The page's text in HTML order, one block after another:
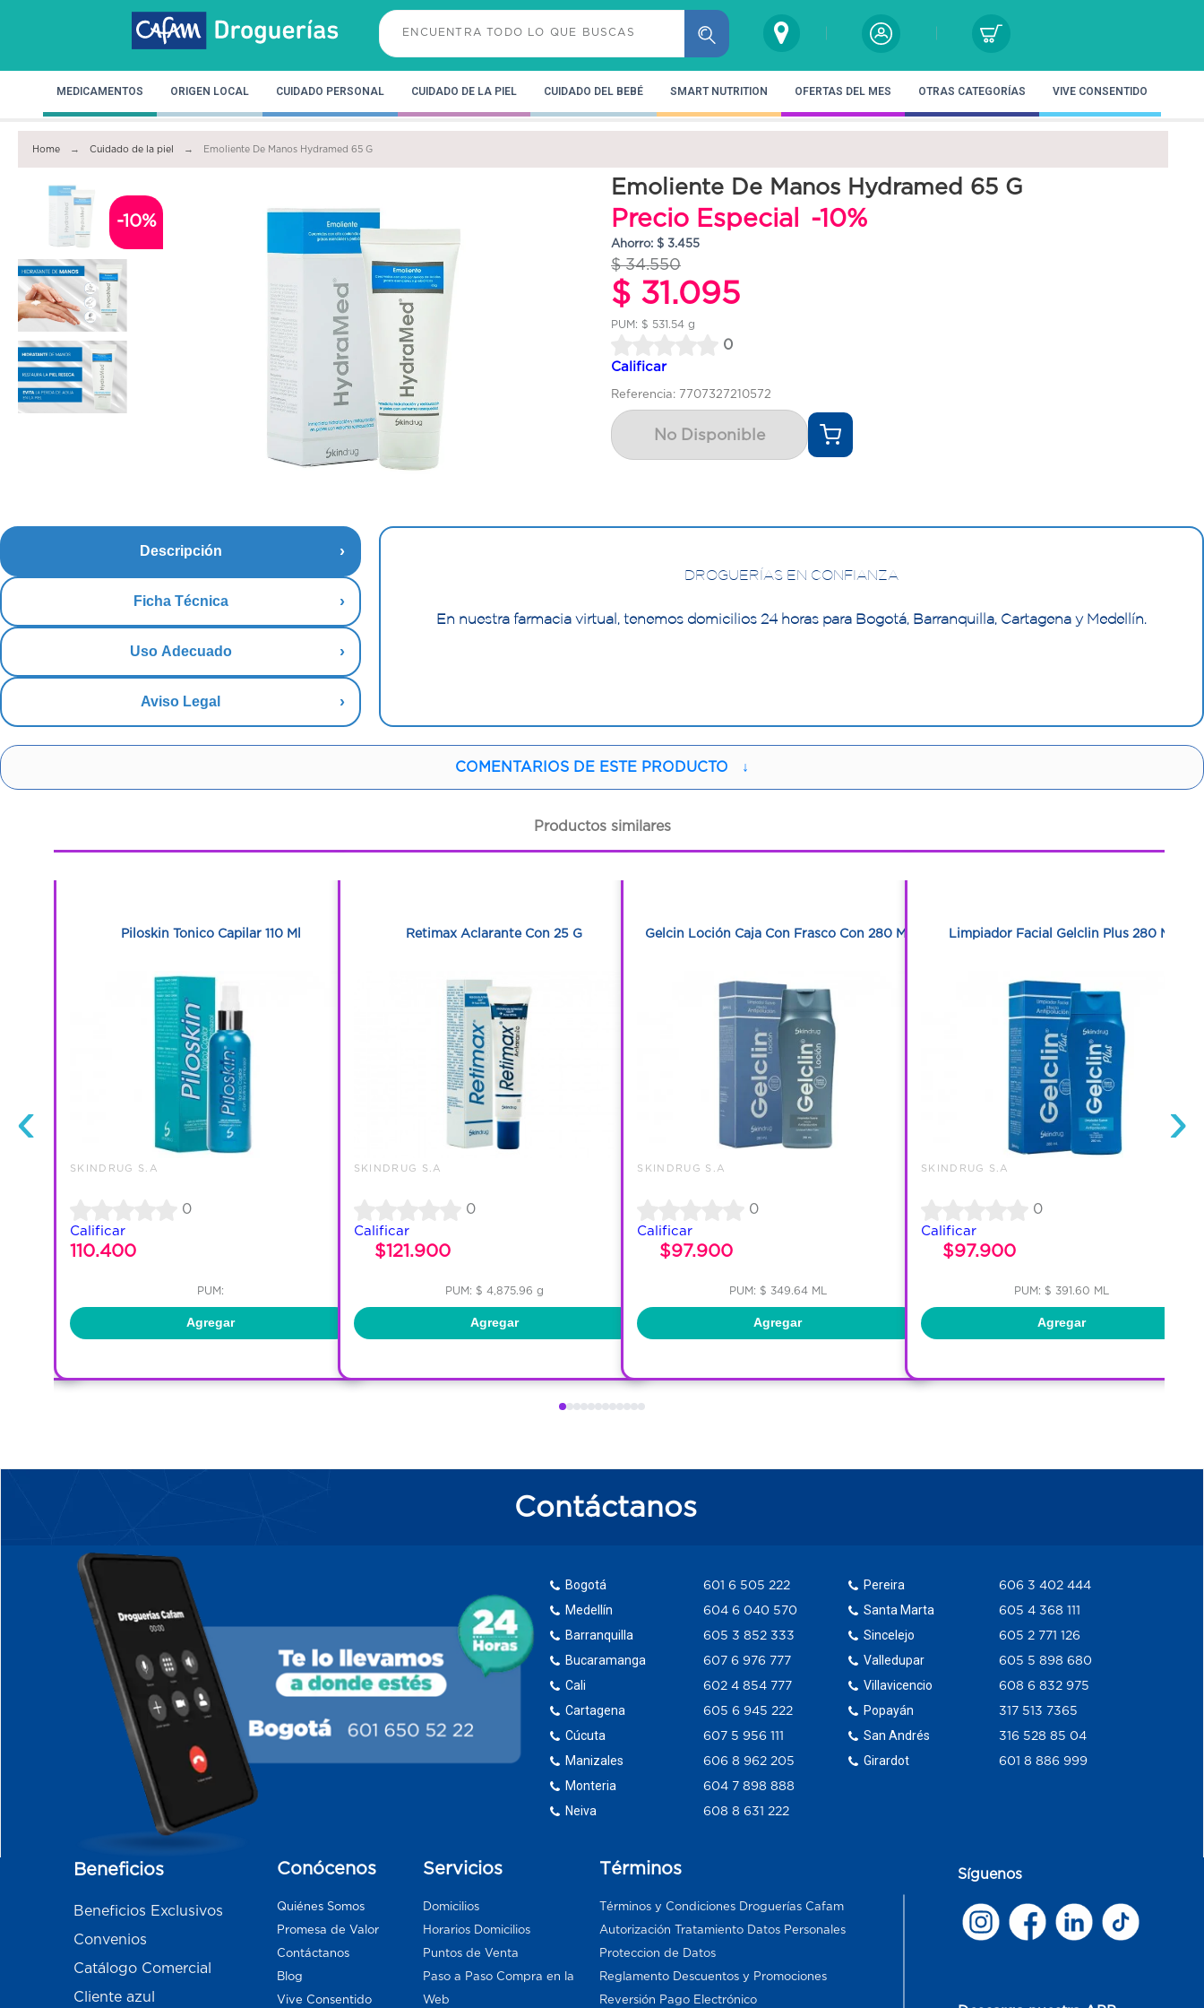
MEDICAMENTOS ORIGEN LOCAL CUIDADO PERSONAL CUIDADO DE LA PIEL CUIDADO DEL BEBÉ SMART NUTRITION OFERTAS DEL MES OTRAS CATEGORÍAS VIVE CONSENTIDO
Home Cuidado de la piel Emoliente De Manos Hydramed 65 G
-10%
Emoliente De Manos Hydramed 65 G
Precio Especial -10%
Ahorro: $ 3.455
$ 34.550
$ 31.095
PUM: $ 531.54 g
0
Calificar
Referencia: 7707327210572
No Disponible
Descripción
Ficha Técnica
Uso Adecuado
Aviso Legal
DROGUERÍAS EN CONFIANZA
En nuestra farmacia virtual, tenemos domicilios 24 horas para Bogotá, Barranquilla, Cartagena y Medellín.
COMENTARIOS DE ESTE PRODUCTO ↓
Productos similares
‹
Piloskin Tonico Capilar 110 Ml
SKINDRUG S.A
0
Calificar
110.400
PUM:
Agregar
Retimax Aclarante Con 25 G
SKINDRUG S.A
0
Calificar
$121.900
PUM: $ 4,875.96 g
Agregar
Gelcin Loción Caja Con Frasco Con 280 Ml
SKINDRUG S.A
0
Calificar
$97.900
PUM: $ 349.64 ML
Agregar
Limpiador Facial Gelclin Plus 280 Ml
SKINDRUG S.A
0
Calificar
$97.900
PUM: $ 391.60 ML
Agregar
›
Contáctanos
Bogotá
Medellín
Barranquilla
Bucaramanga
Cali
Cartagena
Cúcuta
Manizales
Monteria
Neiva
601 6 505 222
604 6 040 570
605 3 852 333
607 6 976 777
602 4 854 777
605 6 945 222
607 5 956 111
606 8 962 205
604 7 898 888
608 8 631 222
Pereira
Santa Marta
Sincelejo
Valledupar
Villavicencio
Popayán
San Andrés
Girardot
606 3 402 444
605 4 368 111
605 2 771 126
605 5 898 680
608 6 832 975
317 513 7365
316 528 85 04
601 8 886 999
Beneficios
Beneficios Exclusivos
Convenios
Catálogo Comercial
Cliente azul
Conócenos
Quiénes Somos
Promesa de Valor
Contáctanos
Blog
Vive Consentido
Servicios
Domicilios
Horarios Domicilios
Puntos de Venta
Paso a Paso Compra en la
Web
Términos
Términos y Condiciones Droguerías Cafam
Autorización Tratamiento Datos Personales
Proteccion de Datos
Reglamento Descuentos y Promociones
Reversión Pago Electrónico
Síguenos